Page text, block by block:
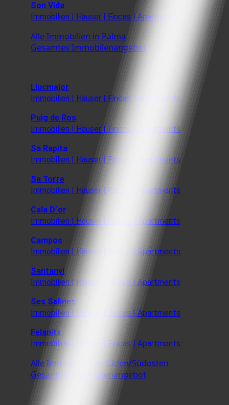
Son Vida
Immobilien | Häuser | Fincas | Apartments
Alle Immobilien in Palma
Gesamtes Immobilenangebot
Llucmajor
Immobilien | Häuser | Fincas | Apartments
Puig de Ros
Immobilien | Häuser | Fincas | Apartments
Sa Rapita
Immobilien | Häuser | Fincas | Apartments
Sa Torre
Immobilien | Häuser | Fincas | Apartments
Cala D´or
Immobilien | Häuser | Fincas | Apartments
Campos
Immobilien | Häuser | Fincas | Apartments
Santanyi
Immobilien | Häuser | Fincas | Apartments
Ses Salines
Immobilien | Häuser | Fincas | Apartments
Felanitx
Immobilien | Häuser | Fincas | Apartments
Alle Immobilien im Süden/Südosten
Gesamtes Immobilenangebot